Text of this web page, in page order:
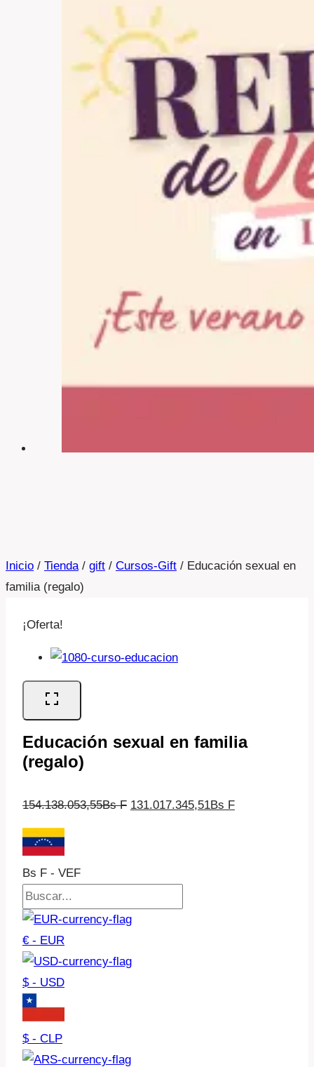
Inicio / Tienda / gift / Cursos-Gift / Educación sexual en
familia (regalo)
¡Oferta!
Educación sexual en familia
(regalo)
154.138.053,55Bs F El
154.138.053,55Bs
F.
131.017.345,51Bs FEl
Bs F - VEF
€ - EUR
$ - USD
$ - CLP